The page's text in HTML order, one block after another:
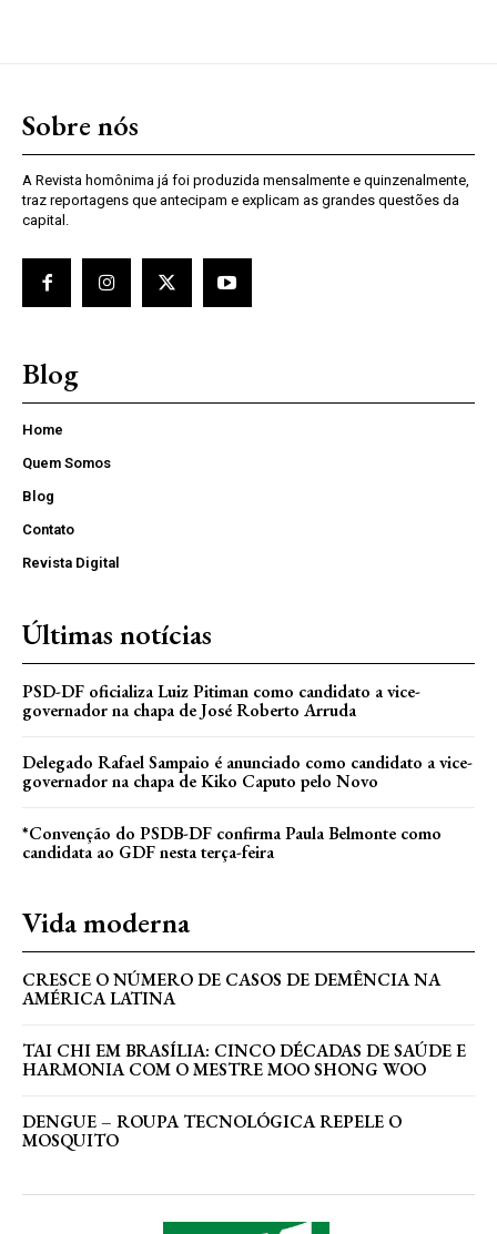
Sobre nós
A Revista homônima já foi produzida mensalmente e quinzenalmente,
traz reportagens que antecipam e explicam as grandes questões da
capital.
Blog
Home
Quem Somos
Blog
Contato
Revista Digital
Últimas notícias
PSD-DF oficializa Luiz Pitiman como candidato a vice-
governador na chapa de José Roberto Arruda
Delegado Rafael Sampaio é anunciado como candidato a vice-
governador na chapa de Kiko Caputo pelo Novo
*Convenção do PSDB-DF confirma Paula Belmonte como
candidata ao GDF nesta terça-feira
Vida moderna
CRESCE O NÚMERO DE CASOS DE DEMÊNCIA NA
AMÉRICA LATINA
TAI CHI EM BRASÍLIA: CINCO DÉCADAS DE SAÚDE E
HARMONIA COM O MESTRE MOO SHONG WOO
DENGUE – ROUPA TECNOLÓGICA REPELE O
MOSQUITO